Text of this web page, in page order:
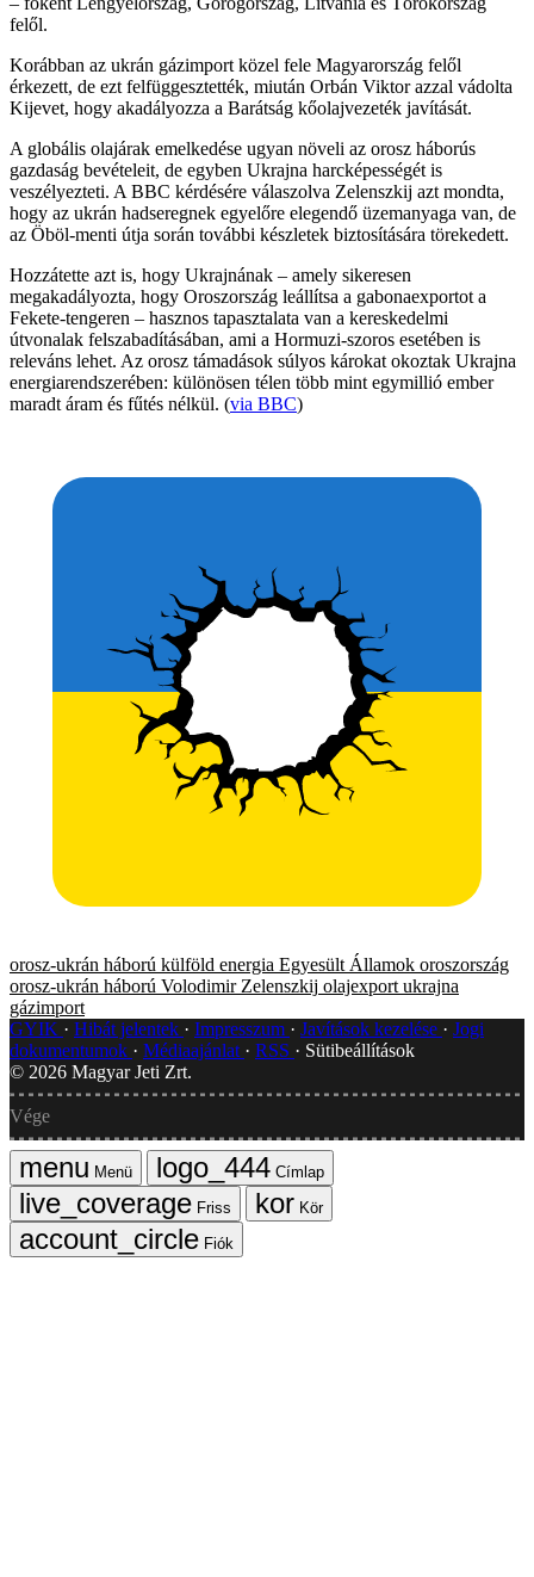
felől.
Korábban az ukrán gázimport közel fele Magyarország felől
érkezett, de ezt felfüggesztették, miután Orbán Viktor azzal vádolta
Kijevet, hogy akadályozza a Barátság kőolajvezeték javítását.
A globális olajárak emelkedése ugyan növeli az orosz háborús
gazdaság bevételeit, de egyben Ukrajna harcképességét is
veszélyezteti. A BBC kérdésére válaszolva Zelenszkij azt mondta,
hogy az ukrán hadseregnek egyelőre elegendő üzemanyaga van, de
az Öböl-menti útja során további készletek biztosítására törekedett.
Hozzátette azt is, hogy Ukrajnának – amely sikeresen
megakadályozta, hogy Oroszország leállítsa a gabonaexportot a
Fekete-tengeren – hasznos tapasztalata van a kereskedelmi
útvonalak felszabadításában, ami a Hormuzi-szoros esetében is
releváns lehet. Az orosz támadások súlyos károkat okoztak Ukrajna
energiarendszerében: különösen télen több mint egymillió ember
maradt áram és fűtés nélkül. (via BBC)
orosz-ukrán háború külföld energia Egyesült Államok oroszország
orosz-ukrán háború Volodimir Zelenszkij olajexport ukrajna
gázimport
GYIK
Hibát jelentek Impresszum Javítások kezelése
Jogi
dokumentumok
Médiaajánlat RSS
Sütibeállítások
© 2026 Magyar Jeti Zrt.
Vége
Menü
Címlap
Friss
Kör
Fiók